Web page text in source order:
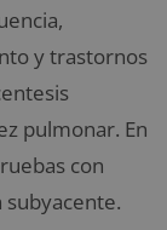
y trastornos
pulmonar. En
con
subyacente.